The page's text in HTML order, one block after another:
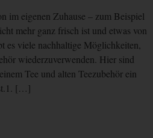
im eigenen Zuhause – zum Beispiel
mehr ganz frisch ist und etwas von
es viele nachhaltige Möglichkeiten,
wiederzuverwenden. Hier sind
Tee und alten Teezubehör ein
[…]